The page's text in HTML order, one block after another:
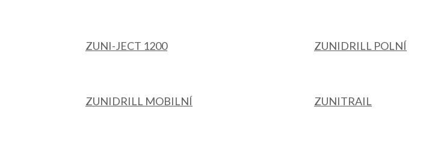
ZUNI-JECT 1200 ZUNIDRILL POLNÍ
ZUNIDRILL MOBILNÍ ZUNITRAIL